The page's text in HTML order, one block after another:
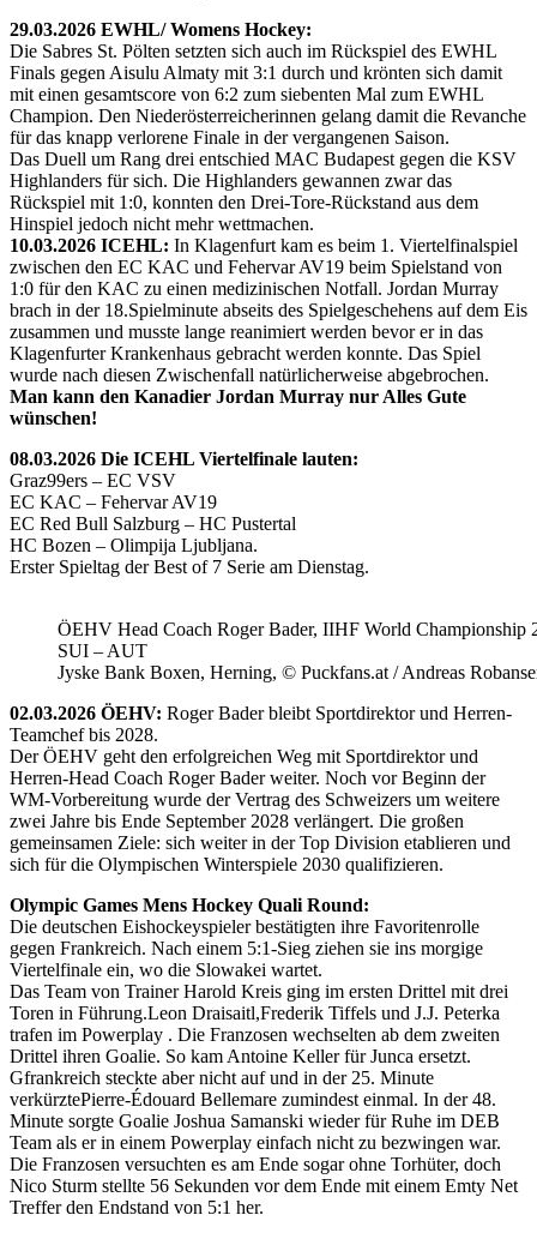
29.03.2026 EWHL/ Womens Hockey:
Die Sabres St. Pölten setzten sich auch im Rückspiel des EWHL
Finals gegen Aisulu Almaty mit 3:1 durch und krönten sich damit
mit einen gesamtscore von 6:2 zum siebenten Mal zum EWHL
Champion. Den Niederösterreicherinnen gelang damit die Revanche
für das knapp verlorene Finale in der vergangenen Saison.
Das Duell um Rang drei entschied MAC Budapest gegen die KSV
Highlanders für sich. Die Highlanders gewannen zwar das
Rückspiel mit 1:0, konnten den Drei-Tore-Rückstand aus dem
Hinspiel jedoch nicht mehr wettmachen.
10.03.2026 ICEHL: In Klagenfurt kam es beim 1. Viertelfinalspiel
zwischen den EC KAC und Fehervar AV19 beim Spielstand von
1:0 für den KAC zu einen medizinischen Notfall. Jordan Murray
brach in der 18.Spielminute abseits des Spielgeschehens auf dem Eis
zusammen und musste lange reanimiert werden bevor er in das
Klagenfurter Krankenhaus gebracht werden konnte. Das Spiel
wurde nach diesen Zwischenfall natürlicherweise abgebrochen.
Man kann den Kanadier Jordan Murray nur Alles Gute
wünschen!
08.03.2026 Die ICEHL Viertelfinale lauten:
Graz99ers – EC VSV
EC KAC – Fehervar AV19
EC Red Bull Salzburg – HC Pustertal
HC Bozen – Olimpija Ljubljana.
Erster Spieltag der Best of 7 Serie am Dienstag.
ÖEHV Head Coach Roger Bader, IIHF World Championship
SUI – AUT
Jyske Bank Boxen, Herning, © Puckfans.at / Andreas
02.03.2026 ÖEHV: Roger Bader bleibt Sportdirektor und Herren-
Teamchef bis 2028.
Der ÖEHV geht den erfolgreichen Weg mit Sportdirektor und
Herren-Head Coach Roger Bader weiter. Noch vor Beginn der
WM-Vorbereitung wurde der Vertrag des Schweizers um weitere
zwei Jahre bis Ende September 2028 verlängert. Die großen
gemeinsamen Ziele: sich weiter in der Top Division etablieren und
sich für die Olympischen Winterspiele 2030 qualifizieren.
Olympic Games Mens Hockey Quali Round:
Die deutschen Eishockeyspieler bestätigten ihre Favoritenrolle
gegen Frankreich. Nach einem 5:1-Sieg ziehen sie ins morgige
Viertelfinale ein, wo die Slowakei wartet.
Das Team von Trainer Harold Kreis ging im ersten Drittel mit drei
Toren in Führung.Leon Draisaitl,Frederik Tiffels und J.J. Peterka
trafen im Powerplay . Die Franzosen wechselten ab dem zweiten
Drittel ihren Goalie. So kam Antoine Keller für Junca ersetzt.
Gfrankreich steckte aber nicht auf und in der 25. Minute
verkürztePierre-Édouard Bellemare zumindest einmal. In der 48.
Minute sorgte Goalie Joshua Samanski wieder für Ruhe im DEB
Team als er in einem Powerplay einfach nicht zu bezwingen war.
Die Franzosen versuchten es am Ende sogar ohne Torhüter, doch
Nico Sturm stellte 56 Sekunden vor dem Ende mit einem Emty Net
Treffer den Endstand von 5:1 her.